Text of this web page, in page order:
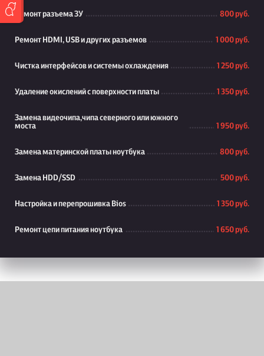
Ремонт разъема ЗУ 800 руб.
Ремонт HDMI, USB и других разъемов 1 000 руб.
Чистка интерфейсов и системы охлаждения 1 250 руб.
Удаление окислений с поверхности платы 1 350 руб.
Замена видеочипа,чипа северного или южного
моста
1 950 руб.
Замена материнской платы ноутбука 800 руб.
Замена HDD/SSD 500 руб.
Настройка и перепрошивка Bios 1 350 руб.
Ремонт цепи питания ноутбука 1 650 руб.